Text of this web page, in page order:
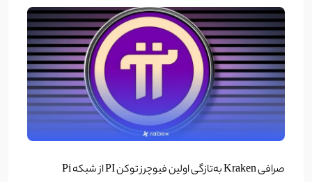
صرافی Kraken به‌تازگی اولین فیوچرز توکن PI از شبکه Pi